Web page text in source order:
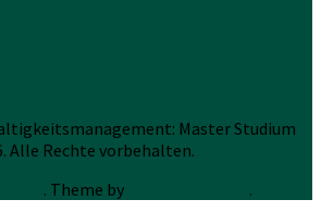
Master Studium
Alle Rechte vorbehalten.
. Theme by .